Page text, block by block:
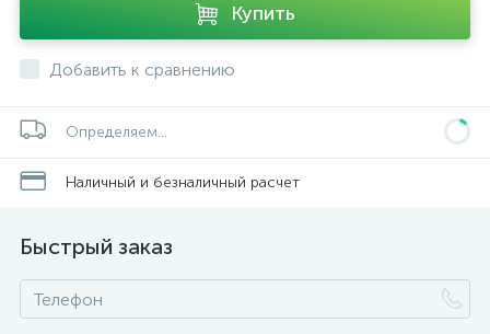
Купить
Добавить к сравнению
Определяем...
Наличный и безналичный расчет
Быстрый заказ